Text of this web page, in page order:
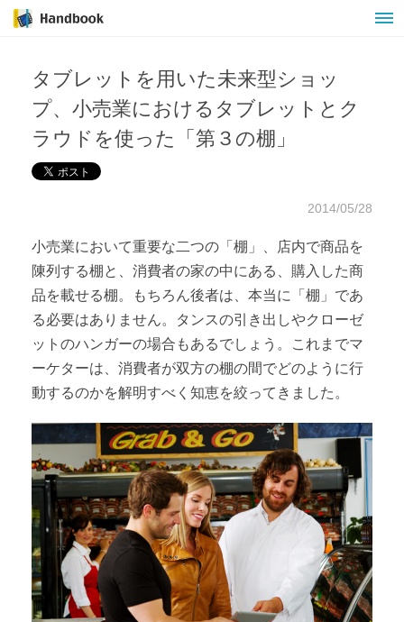
タブレットを用いた未来型ショッ
プ、小売業におけるタブレットとク
ラウドを使った「第３の棚」
2014/05/28
小売業において重要な二つの「棚」、店内で商品を
陳列する棚と、消費者の家の中にある、購入した商
品を載せる棚。もちろん後者は、本当に「棚」であ
る必要はありません。タンスの引き出しやクローゼ
ットのハンガーの場合もあるでしょう。これまでマ
ーケターは、消費者が双方の棚の間でどのように行
動するのかを解明すべく知恵を絞ってきました。